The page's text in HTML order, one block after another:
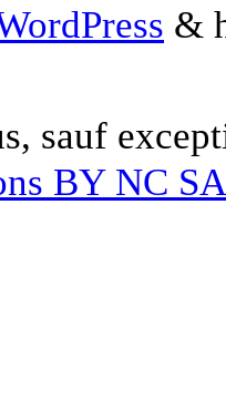
&
sauf
BY NC SA